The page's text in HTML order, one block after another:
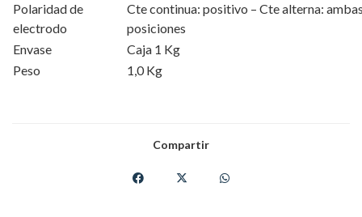
Polaridad de
electrodo
Cte continua: positivo – Cte alterna:
posiciones
Envase
Caja 1 Kg
Peso
1,0 Kg
Compartir